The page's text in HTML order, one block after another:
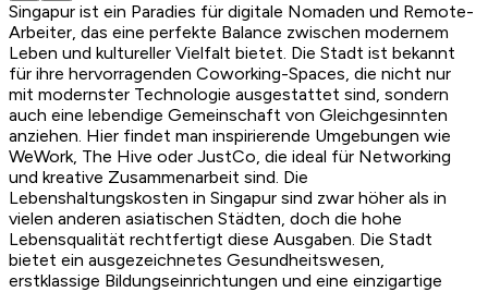
Singapur ist ein Paradies für digitale Nomaden und Remote-
Arbeiter, das eine perfekte Balance zwischen modernem
Leben und kultureller Vielfalt bietet. Die Stadt ist bekannt
für ihre hervorragenden Coworking-Spaces, die nicht nur
mit modernster Technologie ausgestattet sind, sondern
auch eine lebendige Gemeinschaft von Gleichgesinnten
anziehen. Hier findet man inspirierende Umgebungen wie
WeWork, The Hive oder JustCo, die ideal für Networking
und kreative Zusammenarbeit sind. Die
Lebenshaltungskosten in Singapur sind zwar höher als in
vielen anderen asiatischen Städten, doch die hohe
Lebensqualität rechtfertigt diese Ausgaben. Die Stadt
bietet ein ausgezeichnetes Gesundheitswesen,
erstklassige Bildungseinrichtungen und eine einzigartige